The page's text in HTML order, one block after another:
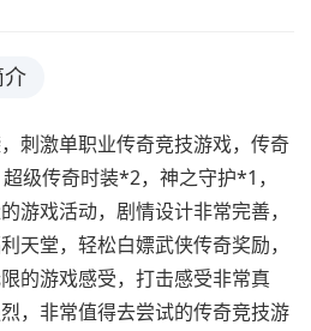
刺激单职业传奇竞技游戏，传奇
级传奇时装*2，神之守护*1，
游戏活动，剧情设计非常完善，
天堂，轻松白嫖武侠传奇奖励，
的游戏感受，打击感受非常真
，非常值得去尝试的传奇竞技游